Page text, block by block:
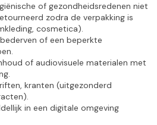
of gezondheidsredenen niet
zodra de verpakking is
cosmetica).
of een beperkte
of audiovisuele materialen met
kranten (uitgezonderd
in een digitale omgeving